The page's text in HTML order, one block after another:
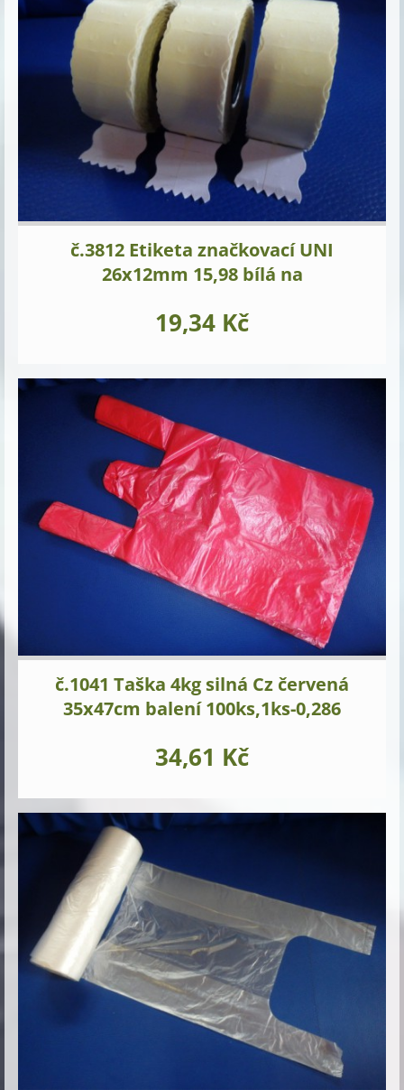
č.3812 Etiketa značkovací UNI
26x12mm 15,98 bílá na
19,34 Kč
č.1041 Taška 4kg silná Cz červená
35x47cm balení 100ks,1ks-0,286
34,61 Kč